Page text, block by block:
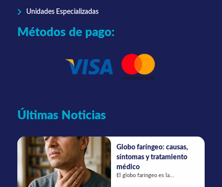
Unidades Especializadas
Métodos de pago:
Últimas Noticias
Globo faríngeo: causas,
síntomas y tratamiento
médico
El globo faríngeo es la...